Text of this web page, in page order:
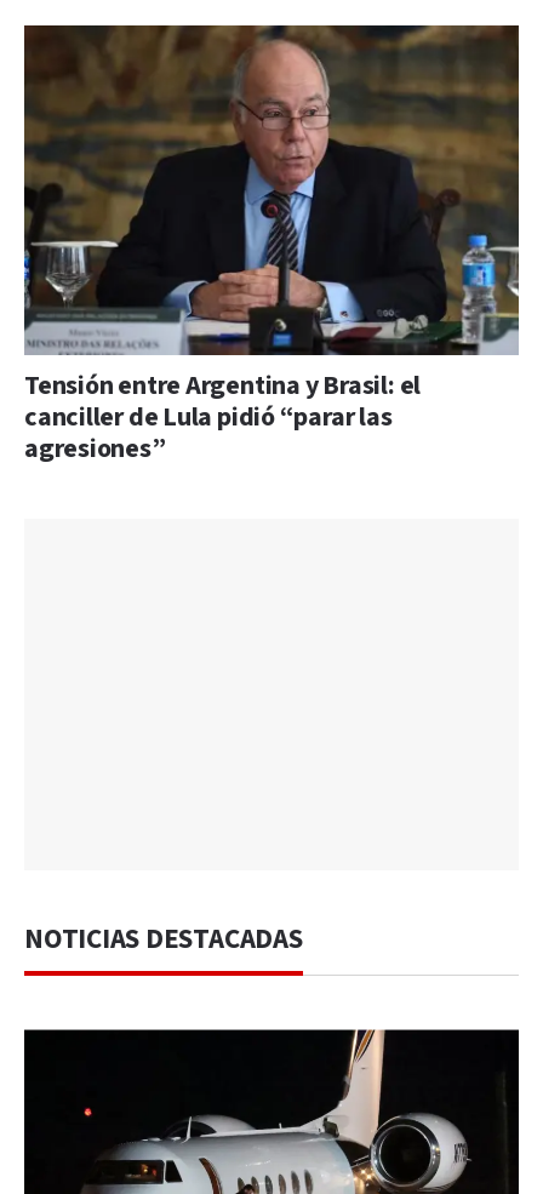
Tensión entre Argentina y Brasil: el
canciller de Lula pidió “parar las
agresiones”
NOTICIAS DESTACADAS